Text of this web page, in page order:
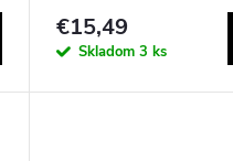
€15,49
Skladom3 ks